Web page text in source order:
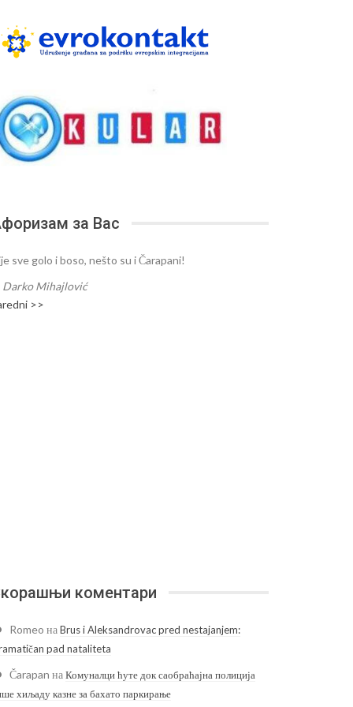
за Вас
sve golo i boso, nešto su i Čarapani!
Darko Mihajlović
>>
коментари
Romeo наBrus i Aleksandrovac pred nestajanjem:
pad nataliteta
Čarapan наКомуналци ћуте док саобраћајна полиција
хиљаду казне за бахато паркирање